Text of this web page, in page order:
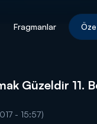
Fragmanlar
Güzeldir 11.
- 15:57)